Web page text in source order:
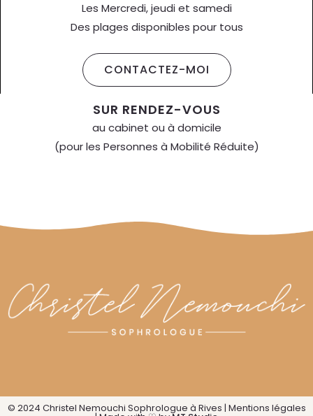
Les Mercredi, jeudi et samedi
Des plages disponibles pour tous
CONTACTEZ-MOI
SUR RENDEZ-VOUS
au cabinet ou à domicile
(pour les Personnes à Mobilité Réduite)
© 2024 Christel Nemouchi Sophrologue à Rives | Mentions légales